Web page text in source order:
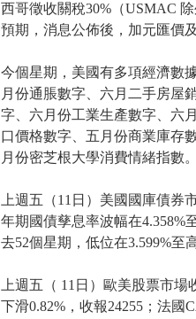
西哥徵收關稅30%（USMAC
預期，消息公佈後，加元匯價
今個星期，美國有多項經濟數
月份通脹數字、六月二手房屋
字、六月份工業生產數字、六
口價格數字、五月份商業庫存
月份密芝根大學消費情緒指數。
上週五（11日）美國國庫債券
年期國債孳息率波幅在4.358%
去52個星期，低位在3.599%至
上週五（ 11日）歐美股票市
下滑0.82%，收報24255；法國